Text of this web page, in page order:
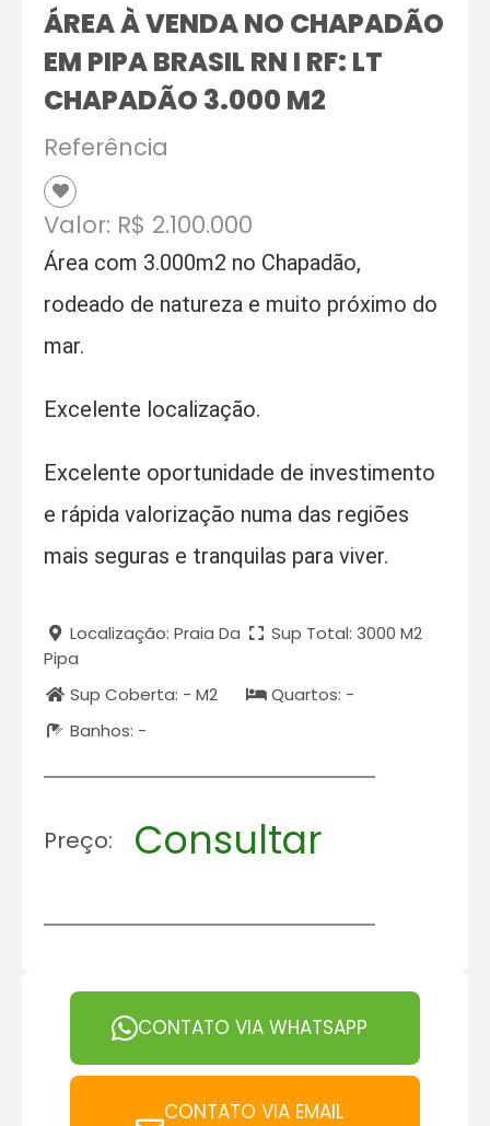
ÁREA À VENDA NO CHAPADÃO
EM PIPA BRASIL RN I RF: LT
CHAPADÃO 3.000 M2
Referência
Valor: R$ 2.100.000
Área com 3.000m2 no Chapadão,
rodeado de natureza e muito próximo do
mar.
Excelente localização.
Excelente oportunidade de investimento
e rápida valorização numa das regiões
mais seguras e tranquilas para viver.
Localização: Praia Da
Pipa
Sup Total: 3000 M2
Sup Coberta: - M2
Quartos: -
Banhos: -
Preço: Consultar
CONTATO VIA WHATSAPP
CONTATO VIA EMAIL